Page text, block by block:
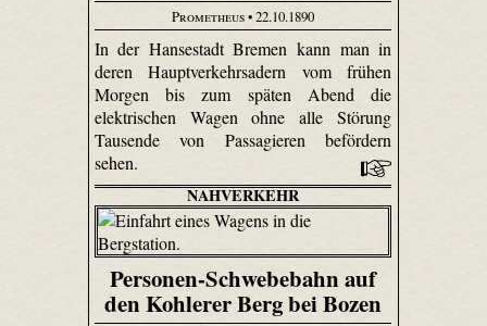
Prometheus• 22.10.1890
In der Hansestadt Bremen kann man in
deren Hauptverkehrsadern vom frühen
Morgen bis zum späten Abend die
elektrischen Wagen ohne alle Störung
Tausende von Passagieren befördern
sehen.
NAHVERKEHR
Personen-Schwebebahn auf
den Kohlerer Berg bei Bozen